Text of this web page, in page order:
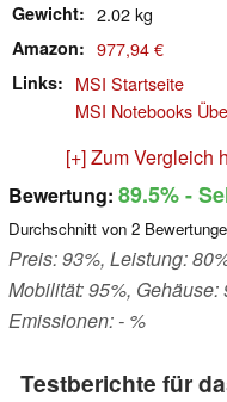
Gewicht 2.02 kg
Amazon 977,94 €
Links
MSI Startseite
MSI Notebooks
[+] Zum Vergleich
Bewertung: 89.5%-
Durchschnitt von 2
Preis: 93%, Leistung:
Mobilität: 95%, Gehäuse:
Emissionen: - %
Testberichte für